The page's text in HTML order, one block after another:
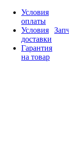
Условия
оплаты
Условия
доставки
Гарантия
на товар